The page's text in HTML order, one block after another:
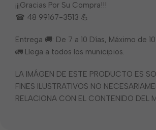
¡¡¡Gracias Por Su Compra!!!
☎ 48 99167-3513 💪
Entrega 🚚: De 7 a 10 Días, Máximo de 10
🚛 Llega a todos los municipios.
LA IMÁGEN DE ESTE PRODUCTO ES
FINES ILUSTRATIVOS NO
RELACIONA CON EL CONTENIDO DEL